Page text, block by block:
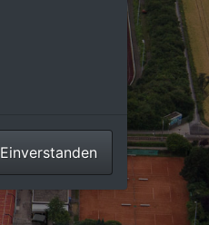
Einverstanden